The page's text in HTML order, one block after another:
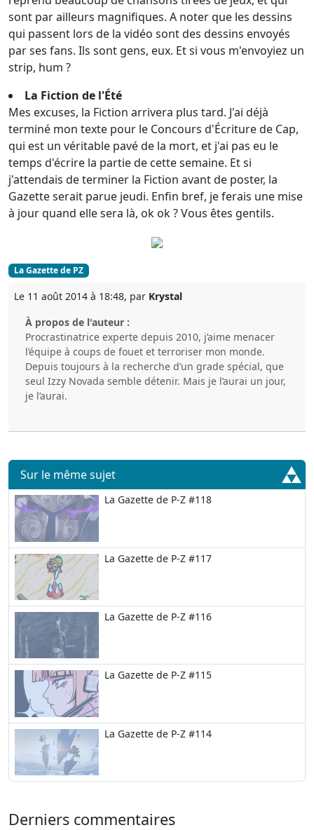
sont par ailleurs magnifiques. A noter que les dessins
qui passent lors de la vidéo sont des dessins envoyés
par ses fans. Ils sont gens, eux. Et si vous m'envoyiez un
strip, hum ?
La Fiction de l'Été
Mes excuses, la Fiction arrivera plus tard. J'ai déjà
terminé mon texte pour le Concours d'Écriture de Cap,
qui est un véritable pavé de la mort, et j'ai pas eu le
temps d'écrire la partie de cette semaine. Et si
j'attendais de terminer la Fiction avant de poster, la
Gazette serait parue jeudi. Enfin bref, je ferais une mise
à jour quand elle sera là, ok ok ? Vous êtes gentils.
La Gazette de PZ
Le 11 août 2014 à 18:48, par Krystal
À propos de l'auteur :
Procrastinatrice experte depuis 2010, j’aime menacer
l’équipe à coups de fouet et terroriser mon monde.
Depuis toujours à la recherche d’un grade spécial, que
seul Izzy Novada semble détenir. Mais je l’aurai un jour,
je l’aurai.
Sur le même sujet
La Gazette de P-Z #118
La Gazette de P-Z #117
La Gazette de P-Z #116
La Gazette de P-Z #115
La Gazette de P-Z #114
Derniers commentaires